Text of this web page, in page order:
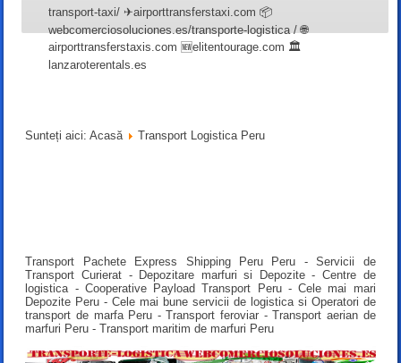
transport-taxi/ ✈airporttransferstaxi.com 📦
webcomerciosoluciones.es/transporte-logistica / 🌐
airporttransferstaxis.com 🆕elitentourage.com 🏛️
lanzaroterentals.es
Sunteți aici:Acasă Transport Logistica Peru
Transport Pachete Express Shipping Peru Peru - Servicii de
Transport Curierat - Depozitare marfuri si Depozite - Centre de
logistica - Cooperative Payload Transport Peru - Cele mai mari
Depozite Peru - Cele mai bune servicii de logistica si Operatori de
transport de marfa Peru - Transport feroviar - Transport aerian de
marfuri Peru - Transport maritim de marfuri Peru